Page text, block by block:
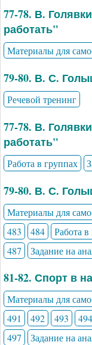
77-78. В.
работать"
Материалы для
79-80. В. С.
Речевой тренинг
77-78. В.
работать"
Работа в группах
79-80. В. С.
Материалы для
483
484 Работа
487
Задание на
81-82. Спорт в
Материалы для
491
492 493 494
497
Задание на